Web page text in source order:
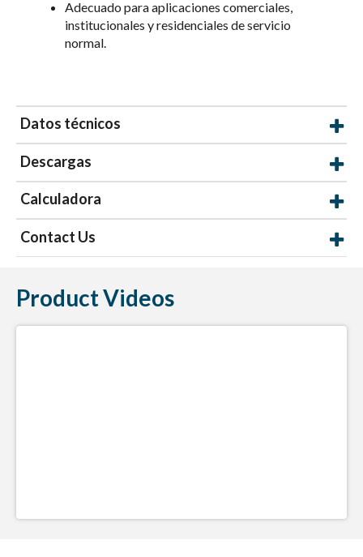
Adecuado para aplicaciones comerciales,
institucionales y residenciales de servicio
normal.
Datos técnicos
Descargas
Calculadora
Contact Us
Product Videos